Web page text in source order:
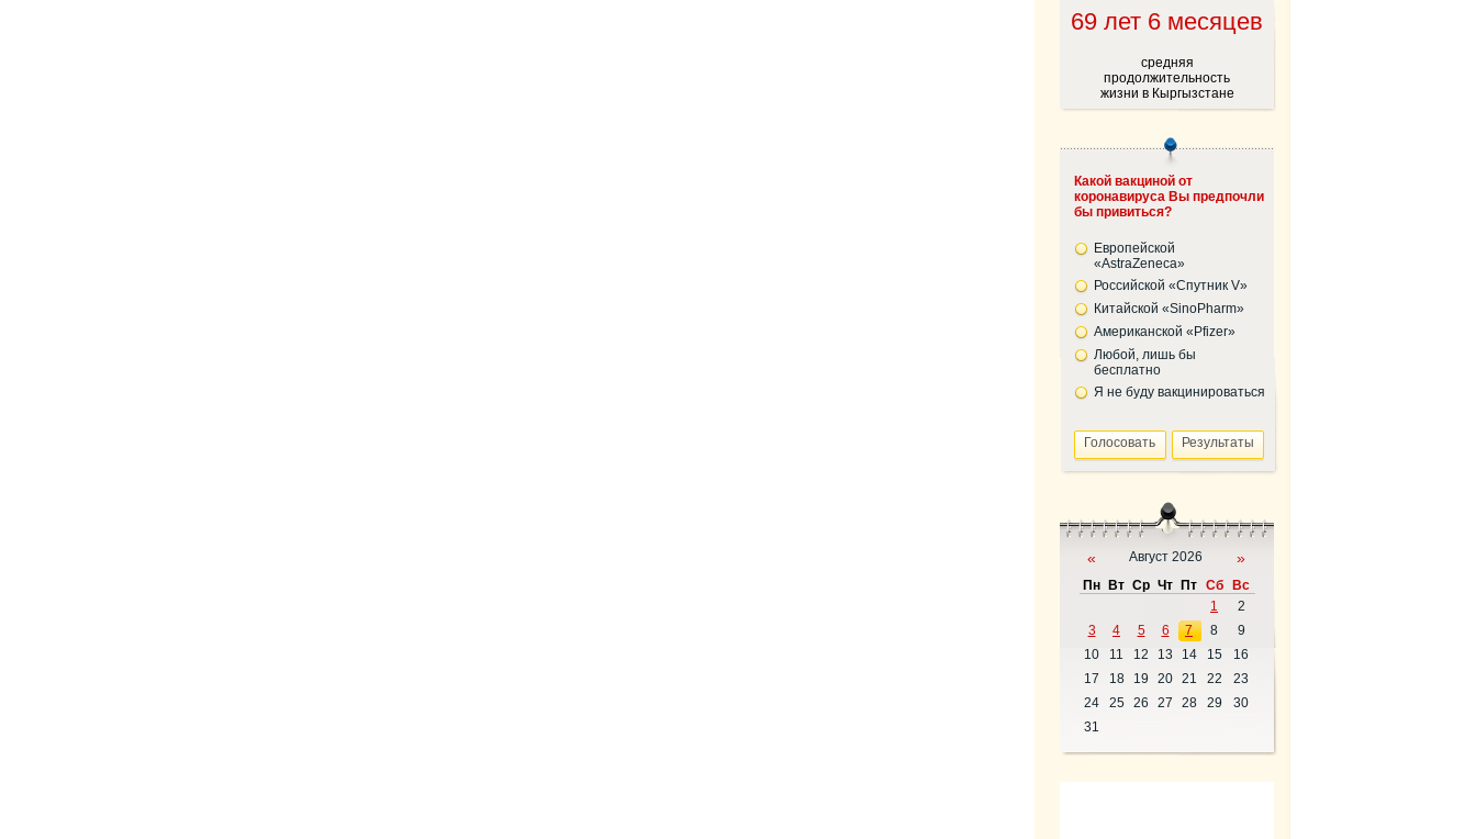
69 лет 6 месяцев
средняя
продолжительность
жизни в Кыргызстане
Какой вакциной от
коронавируса Вы предпочли
бы привиться?
Европейской
«AstraZeneca»
Российской «Спутник V»
Китайской «SinoPharm»
Американской «Pfizer»
Любой, лишь бы
бесплатно
Я не буду вакцинироваться
« Август 2026 »
Пн Вт Ср Чт Пт Сб
Вс
1
2
3
4 5 6 7 8
9
10
11 12 13 14 15
16
17
18 19 20 21 22
23
24
25 26 27 28 29
30
31